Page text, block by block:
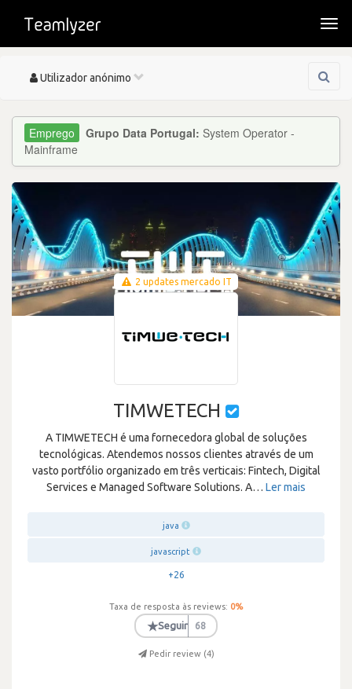
Toggle
Utilizador anónimo
Grupo Data Portugal: System Operator -
Mainframe
2 updates mercado IT
TIMWETECH
A TIMWETECH é uma fornecedora global de soluções
tecnológicas. Atendemos nossos clientes através de um
vasto portfólio organizado em três verticais: Fintech, Digital
Services e Managed Software Solutions. A… Ler mais
java
javascript
+26
Taxa de resposta às reviews: 0%
★Seguir 68
Pedir review (4)